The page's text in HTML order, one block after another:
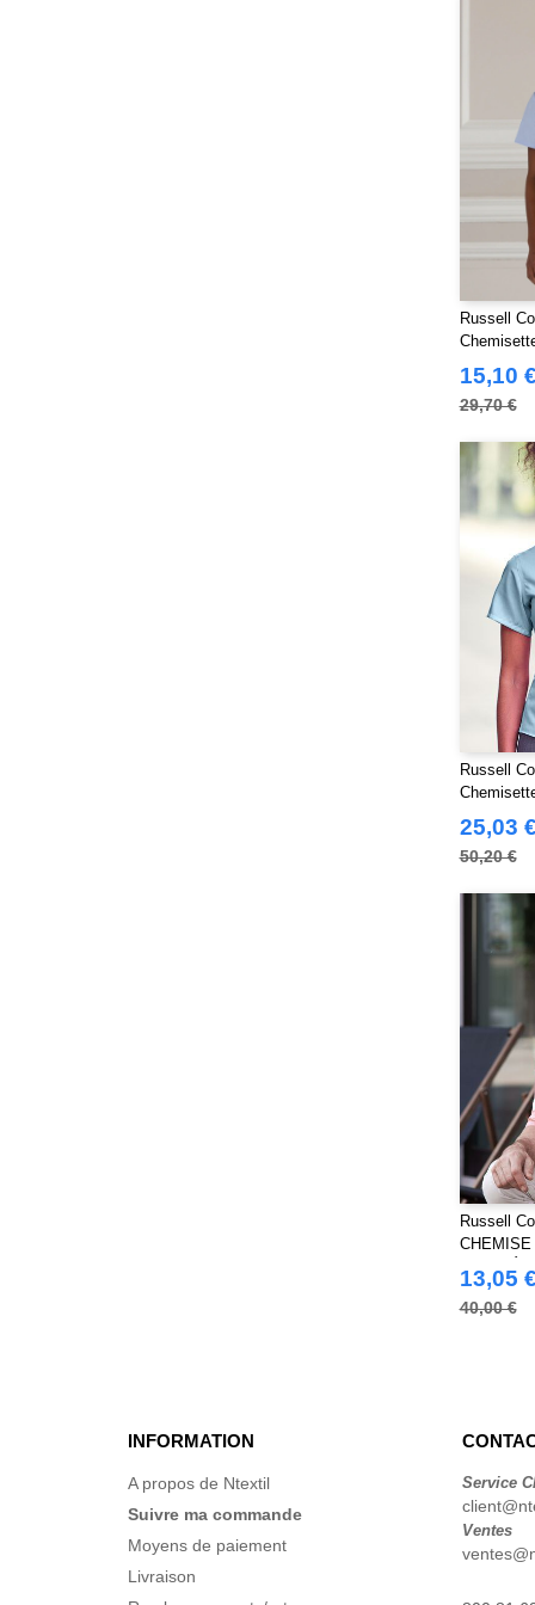
Russell
15,10 €
29,70 €
Russell
Femme
25,03 €
50,20 €
Russell
CHEMISE
POUR
13,05 €
40,00 €
INFORMATION
A propos de Ntextil
Suivre ma commande
Moyens de paiement
Livraison
Service
Ventes